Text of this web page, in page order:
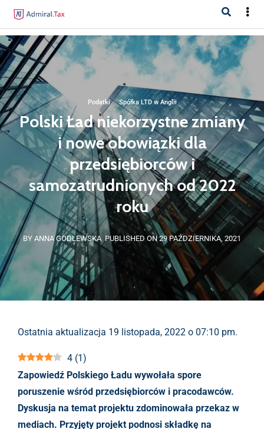
Podatki·Spółka LTD w Anglii
Polski Ład niekorzystne zmiany
i nowe obowiązki dla
przedsiębiorców i
samozatrudnionych od 2022
roku
BY ANNA GODLEWSKA PUBLISHED ON 29 PAŹDZIERNIKA, 2021
Ostatnia aktualizacja 19 listopada, 2022 o 07:10 pm.
4 (1)
Zapowiedź Polskiego Ładu wywołała spore
poruszenie wśród przedsiębiorców i pracodawców.
Dyskusja na temat projektu zdominowała przekaz w
mediach. Przyjęty projekt podnosi składkę na